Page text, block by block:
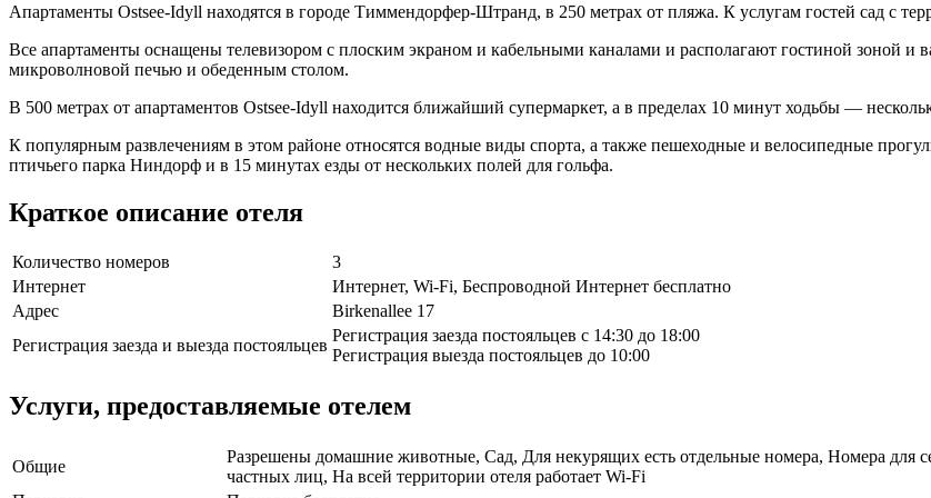
Апартаменты Ostsee-Idyll находятся в городе Тиммендорфер-Штранд, в 250 метрах от пляжа. К услугам гостей сад с
Все апартаменты оснащены телевизором с плоским экраном и кабельными каналами и располагают гостиной зоной
микроволновой печью и обеденным столом.
В 500 метрах от апартаментов Ostsee-Idyll находится ближайший супермаркет, а в пределах 10 минут ходьбы —
К популярным развлечениям в этом районе относятся водные виды спорта, а также пешеходные и велосипедные
птичьего парка Ниндорф и в 15 минутах езды от нескольких полей для гольфа.
Краткое описание отеля
Количество номеров
3
Интернет
Интернет, Wi-Fi, Беспроводной Интернет бесплатно
Адрес
Birkenallee 17
Регистрация заезда и выезда постояльцев
Регистрация заезда постояльцев с 14:30 до 18:00
Регистрация выезда постояльцев до 10:00
Услуги, предоставляемые отелем
Общие
Разрешены домашние животные, Сад, Для некурящих есть отдельные номера, Номера для
частных лиц, На всей территории отеля работает Wi-Fi